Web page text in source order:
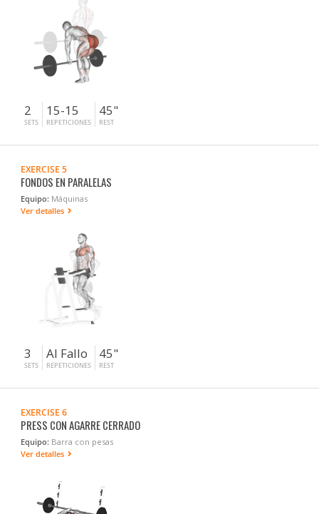
2
SETS
15-15
REPETICIONES
45"
REST
EXERCISE 5
FONDOS EN PARALELAS
Equipo: Máquinas
Ver detalles
3
SETS
Al Fallo
REPETICIONES
45"
REST
EXERCISE 6
PRESS CON AGARRE CERRADO
Equipo: Barra con pesas
Ver detalles